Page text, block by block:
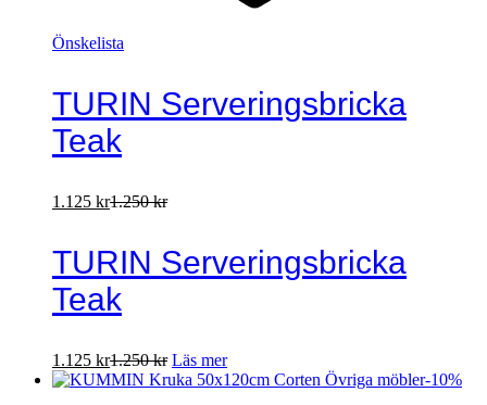
Önskelista
TURIN Serveringsbricka
Teak
1.125 kr1.250kr
TURIN Serveringsbricka
Teak
1.125 kr1.250kr Läs mer
-10%